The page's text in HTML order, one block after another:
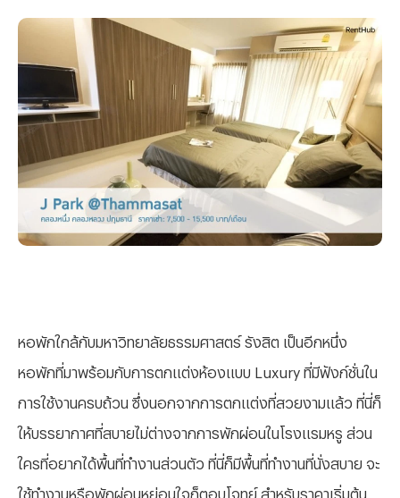
หอพักใกล้กับมหาวิทยาลัยธรรมศาสตร์ รังสิต เป็นอีกหนึ่ง
หอพักที่มาพร้อมกับการตกแต่งห้องแบบ Luxury ที่มีฟังก์ชั่นใน
การใช้งานครบถ้วน ซึ่งนอกจากการตกแต่งที่สวยงามแล้ว ที่นี่ก็
ให้บรรยากาศที่สบายไม่ต่างจากการพักผ่อนในโรงแรมหรู ส่วน
ใครที่อยากได้พื้นที่ทำงานส่วนตัว ที่นี่ก็มีพื้นที่ทำงานที่นั่งสบาย จะ
ใช้ทำงานหรือพักผ่อนหย่อนใจก็ตอบโจทย์ สำหรับราคาเริ่มต้น